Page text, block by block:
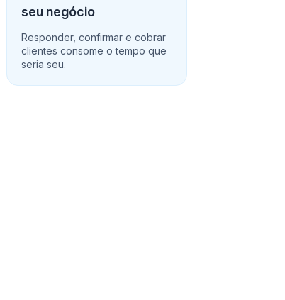
seu negócio
Responder, confirmar e cobrar
clientes consome o tempo que
seria seu.